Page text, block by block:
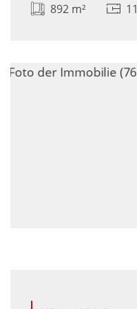
892 m² 11